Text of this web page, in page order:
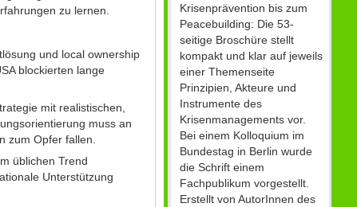
zu lernen.
und local ownership
blockierten lange
mit realistischen,
muss an
zum Opfer fallen.
üblichen Trend
Unterstützung
Krisenprävention bis zum
Peacebuilding: Die 53-
seitige Broschüre stellt
kompakt und klar auf jeweils
einer Themenseite
Prinzipien, Akteure und
Instrumente des
Krisenmanagements vor.
Bei einem Kolloquium im
Bundestag in Berlin wurde
die Schrift einem
Fachpublikum vorgestellt.
Erstellt von AutorInnen des